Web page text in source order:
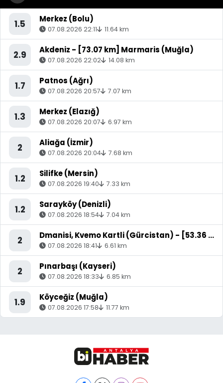
1.5 Merkez (Bolu)
07.08.2026 22:11 11.64 km
2.9 Akdeniz - [73.07 km] Marmaris (Muğla)
07.08.2026 22:02 14.08 km
1.7 Patnos (Ağrı)
07.08.2026 20:57 7.07 km
1.3 Merkez (Elazığ)
07.08.2026 20:07 6.97 km
2 Aliağa (İzmir)
07.08.2026 20:04 7.68 km
1.2 Silifke (Mersin)
07.08.2026 19:40 7.33 km
1.2 Sarayköy (Denizli)
07.08.2026 18:54 7.04 km
2 Dmanisi, Kvemo Kartli (Gürcistan) - [53.36 km] Akyaka (Kars)
07.08.2026 18:41 6.61 km
2 Pınarbaşı (Kayseri)
07.08.2026 18:33 6.85 km
1.9 Köyceğiz (Muğla)
07.08.2026 17:58 11.77 km